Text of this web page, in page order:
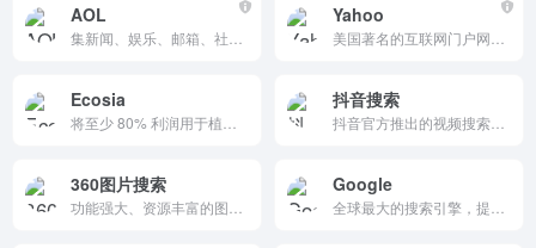
AOL Yahoo
Ecosia 抖音搜索
360图片搜索 Google